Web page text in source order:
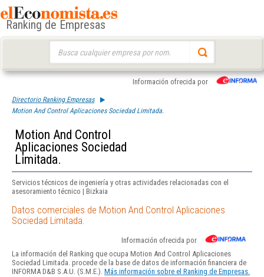
Ranking de Empresas
Información ofrecida por
Directorio Ranking Empresas
Motion And Control Aplicaciones Sociedad Limitada.
Motion And Control
Aplicaciones Sociedad
Limitada.
Servicios técnicos de ingeniería y otras actividades relacionadas con el
asesoramiento técnico | Bizkaia
Datos comerciales de Motion And Control Aplicaciones
Sociedad Limitada.
Información ofrecida por
La información del Ranking que ocupa Motion And Control Aplicaciones
Sociedad Limitada. procede de la base de datos de información financiera de
INFORMA D&B S.A.U. (S.M.E.). Más información sobre el Ranking de Empresas.